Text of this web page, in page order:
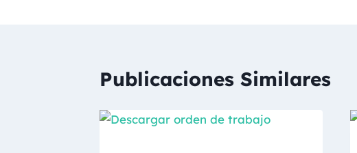
Publicaciones Similares